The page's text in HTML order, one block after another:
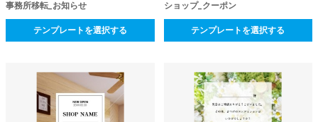
事務所移転_お知らせ
テンプレートを選択する
ショップ_クーポン
テンプレートを選択する